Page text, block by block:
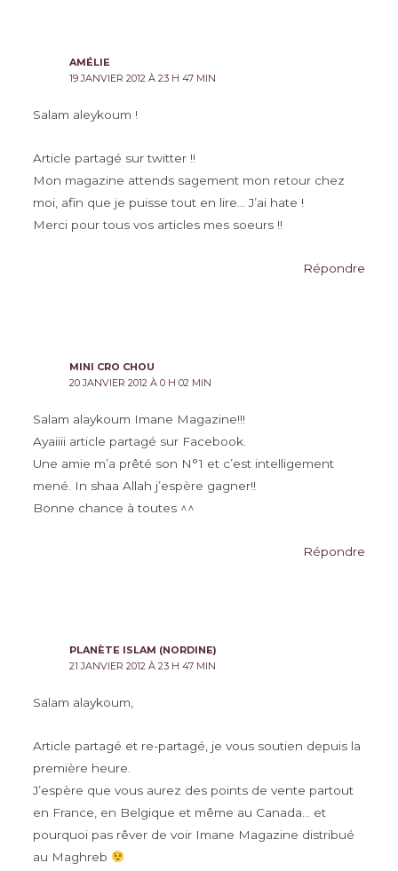
AMÉLIE
19 JANVIER 2012 À 23 H 47 MIN
Salam aleykoum !
Article partagé sur twitter !!
Mon magazine attends sagement mon retour chez
moi, afin que je puisse tout en lire… J’ai hate !
Merci pour tous vos articles mes soeurs !!
Répondre
MINI CRO CHOU
20 JANVIER 2012 À 0 H 02 MIN
Salam alaykoum Imane Magazine!!!
Ayaiiii article partagé sur Facebook.
Une amie m’a prêté son N°1 et c’est intelligement
mené. In shaa Allah j’espère gagner!!
Bonne chance à toutes ^^
Répondre
PLANÈTE ISLAM (NORDINE)
21 JANVIER 2012 À 23 H 47 MIN
Salam alaykoum,
Article partagé et re-partagé, je vous soutien depuis la
première heure.
J’espère que vous aurez des points de vente partout
en France, en Belgique et même au Canada… et
pourquoi pas rêver de voir Imane Magazine distribué
au Maghreb